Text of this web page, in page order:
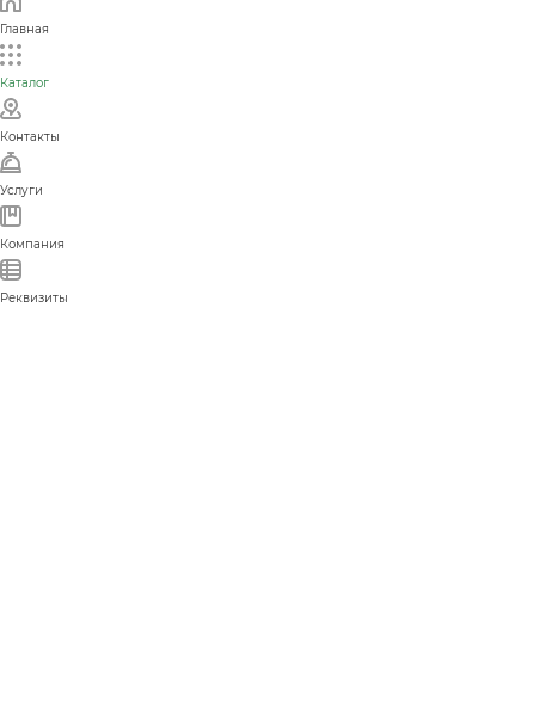
Главная
Каталог
Контакты
Услуги
Компания
Реквизиты